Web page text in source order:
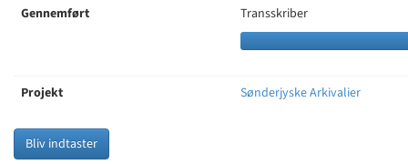
Gennemført
Transskriber
Projekt Sønderjyske Arkivalier
Bliv indtaster